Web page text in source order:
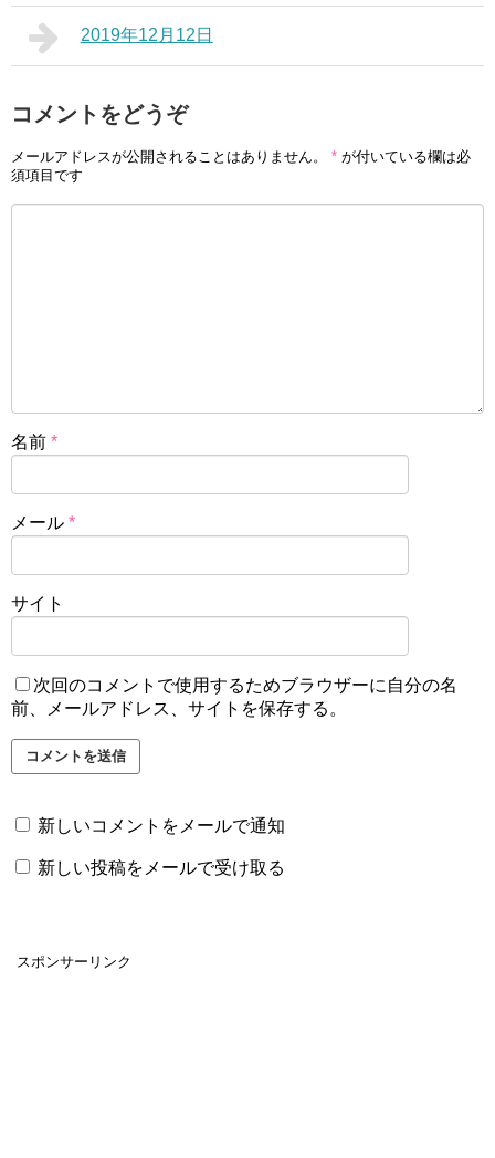
2019年12月12日
コメントをどうぞ
メールアドレスが公開されることはありません。 * が付いている欄は必
須項目です
名前 *
メール *
サイト
次回のコメントで使用するためブラウザーに自分の名
前、メールアドレス、サイトを保存する。
新しいコメントをメールで通知
新しい投稿をメールで受け取る
スポンサーリンク